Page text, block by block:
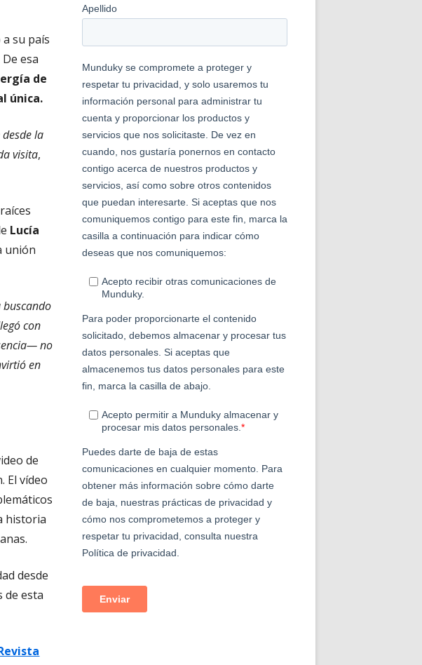
su país
esa
de
única.
la
visita,
Lucía
unión
buscando
con
no
en
de
El vídeo
historia
desde
de esta